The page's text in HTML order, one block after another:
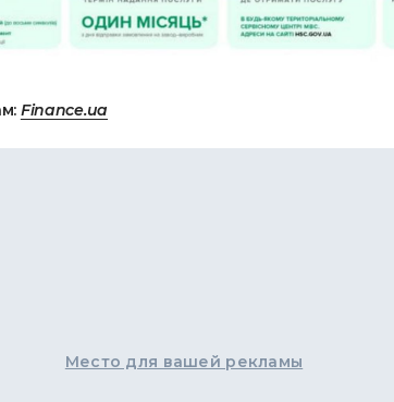
Finance.ua
Место для вашей рекламы